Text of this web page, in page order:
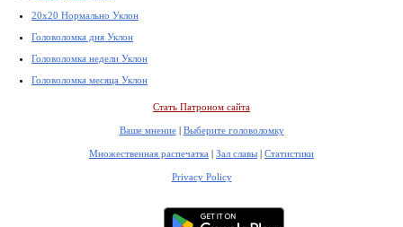
20x20 Нормально Уклон
Головоломка дня Уклон
Головоломка недели Уклон
Головоломка месяца Уклон
Стать Патроном сайта
Ваше мнение| Выберите головоломку
Множественная распечатка | Зал славы | Статистики
Privacy Policy